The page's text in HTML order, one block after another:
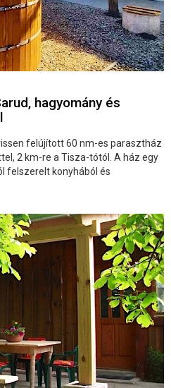
hagyomány és
felújított 60 nm-es parasztház
2 km-re a Tisza-tótól. A ház egy
felszerelt konyhából és